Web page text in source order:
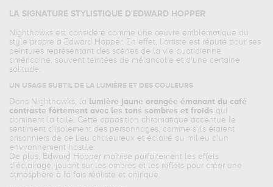
LA SIGNATURE STYLISTIQUE D'EDWARD HOPPER
Nighthawks est considéré comme une œuvre emblématique du
style propre à Edward Hopper. En effet, l'artiste est réputé pour ses
peintures représentant des scènes de la vie quotidienne
américaine, souvent teintées de mélancolie et d'une certaine
solitude.
UN USAGE SUBTIL DE LA LUMIÈRE ET DES COULEURS
Dans Nighthawks, la lumière jaune orangée émanant du café
contraste fortement avec les tons sombres et froids qui
dominent la toile. Cette opposition chromatique accentue le
sentiment d'isolement des personnages, comme s'ils étaient
prisonniers de ce lieu chaleureux et éclairé au milieu d'un
environnement hostile.
De plus, Edward Hopper maîtrise parfaitement les effets
d'éclairage, jouant sur les ombres et les reflets pour créer une
atmosphère à la fois réaliste et onirique.